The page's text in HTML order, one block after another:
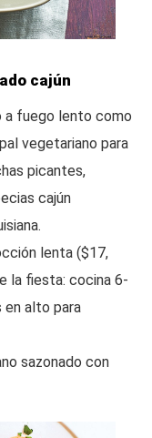
cajún
a fuego lento como
vegetariano para
picantes,
cajún
lenta ($17,
la fiesta: cocina 6-
en alto para
sazonado con